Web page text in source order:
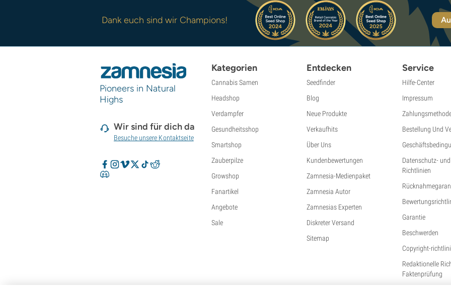
Dank euch sind wir Champions!
Pioneers in Natural
Highs
Wir sind für dich da
Besuche unsere Kontaktseite
Kategorien
Cannabis Samen
Headshop
Verdampfer
Gesundheitsshop
Smartshop
Zauberpilze
Growshop
Fanartikel
Angebote
Sale
Entdecken
Seedfinder
Blog
Neue Produkte
Verkaufhits
Über Uns
Kundenbewertungen
Zamnesia-Medienpaket
Zamnesia Autor
Zamnesias Experten
Diskreter Versand
Sitemap
Service
Hilfe-Center
Impressum
Bestellung Und
Datenschutz-
Richtlinien
Garantie
Beschwerden
Copyright-
Redaktionelle
Faktenprüfung